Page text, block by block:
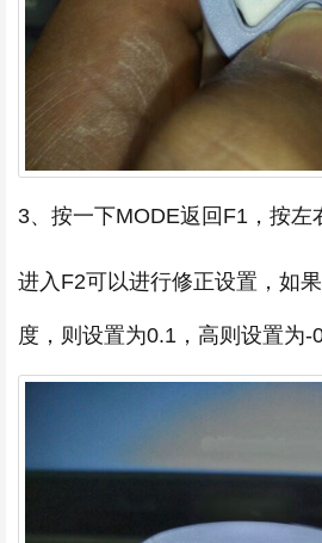
3、按一下MODE返回F1，按左
进入F2可以进行修正设置，如
度，则设置为0.1，高则设置为-